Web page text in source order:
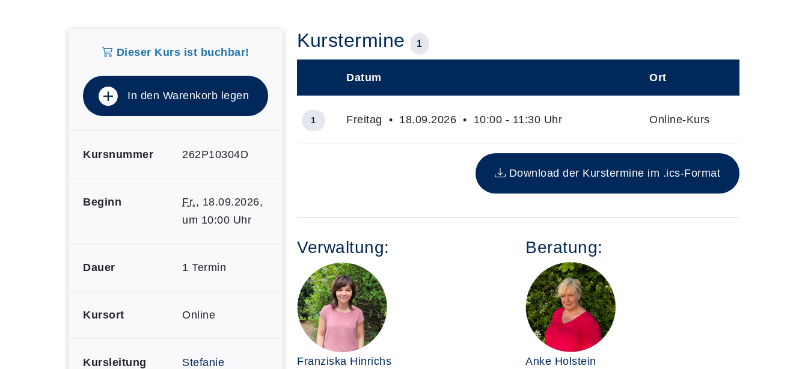
Dieser Kurs ist buchbar!
In den Warenkorb legen
Kursnummer 262P10304D
Beginn Fr., 18.09.2026,
um 10:00 Uhr
Dauer 1 Termin
Kursort Online
Kursleitung
Stefanie
Kurstermine 1
Insgesamt gibt es 1 Termine zum diesen Kurs
Datum Ort
1 Freitag • 18.09.2026 • 10:00 - 11:30 Uhr Online-Kurs
Download der Kurstermine im .ics-Format
Verwaltung:
Franziska Hinrichs
Beratung:
Anke Holstein